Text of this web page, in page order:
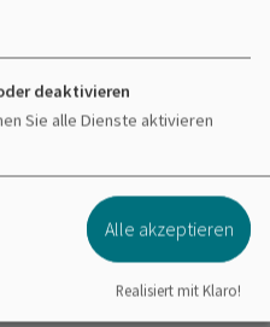
dem Igelsbachsee. Unser
direkt nach dem
deaktivieren
Sie alle Dienste aktivieren
Alle akzeptieren
Realisiert mit Klaro!